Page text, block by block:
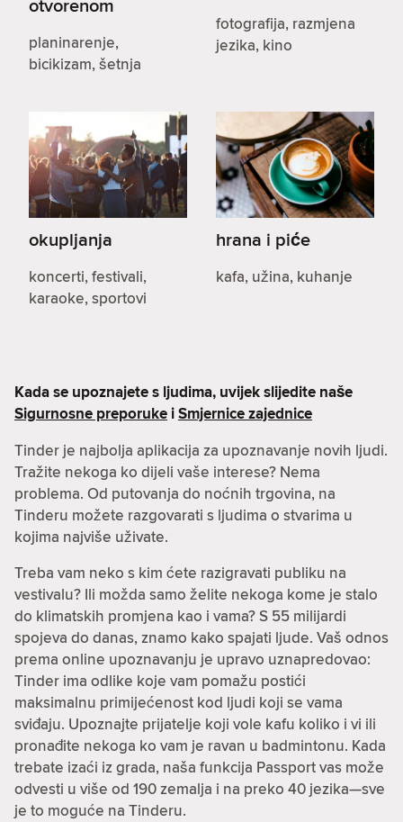
otvorenom
planinarenje,
bicikizam, šetnja
fotografija, razmjena
jezika, kino
okupljanja
koncerti, festivali,
karaoke, sportovi
hrana i piće
kafa, užina, kuhanje
Kada se upoznajete s ljudima, uvijek slijedite naše
Sigurnosne preporuke iSmjernice zajednice
Tinder je najbolja aplikacija za upoznavanje novih ljudi.
Tražite nekoga ko dijeli vaše interese? Nema
problema. Od putovanja do noćnih trgovina, na
Tinderu možete razgovarati s ljudima o stvarima u
kojima najviše uživate.
Treba vam neko s kim ćete razigravati publiku na
vestivalu? Ili možda samo želite nekoga kome je stalo
do klimatskih promjena kao i vama? S 55 milijardi
spojeva do danas, znamo kako spajati ljude. Vaš odnos
prema online upoznavanju je upravo uznapredovao:
Tinder ima odlike koje vam pomažu postići
maksimalnu primijećenost kod ljudi koji se vama
sviđaju. Upoznajte prijatelje koji vole kafu koliko i vi ili
pronađite nekoga ko vam je ravan u badmintonu. Kada
trebate izaći iz grada, naša funkcija Passport vas može
odvesti u više od 190 zemalja i na preko 40 jezika—sve
je to moguće na Tinderu.